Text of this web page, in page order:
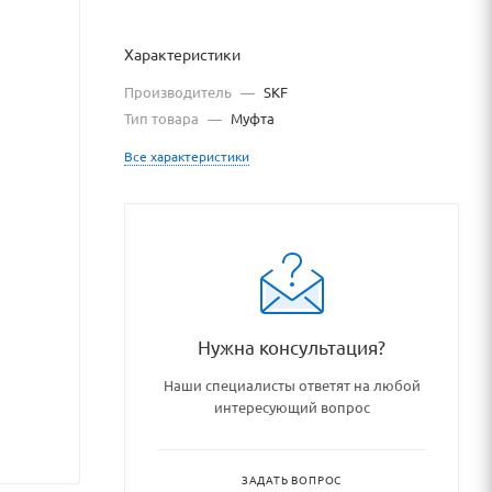
Характеристики
Производитель — SKF
Тип товара — Муфта
Все характеристики
Нужна консультация?
Наши специалисты ответят на любой
интересующий вопрос
ЗАДАТЬ ВОПРОС